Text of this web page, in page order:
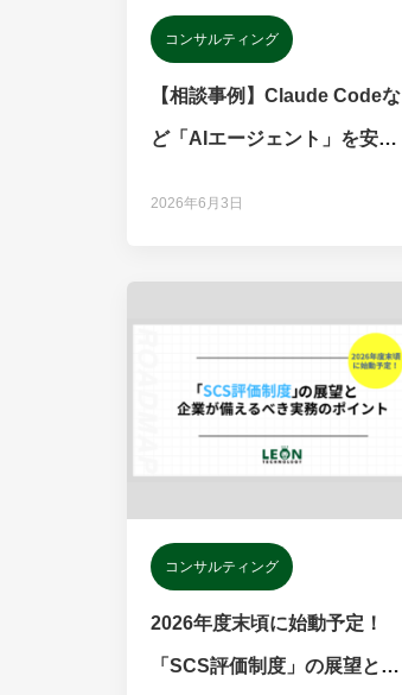
コンサルティング
【相談事例】Claude Codeな
ど「AIエージェント」を安全
2026年6月3日
コンサルティング
2026年度末頃に始動予定！
「SCS評価制度」の展望と企